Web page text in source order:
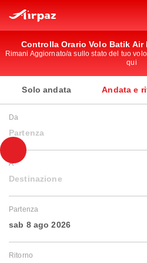
Controlla Orario Volo Batik Air
Rimani Aggiornato/a sullo stato del tuo
qui
Solo andata Andata e
Da
Partenza
A
Destinazione
Partenza
sab 8 ago 2026
Ritorno